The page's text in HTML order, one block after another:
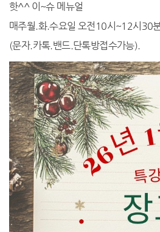
핫^^ 이~슈 메뉴얼
매주월.화.수요일 오전10시~12시30
(문자.카톡.밴드.단톡방접수가능).